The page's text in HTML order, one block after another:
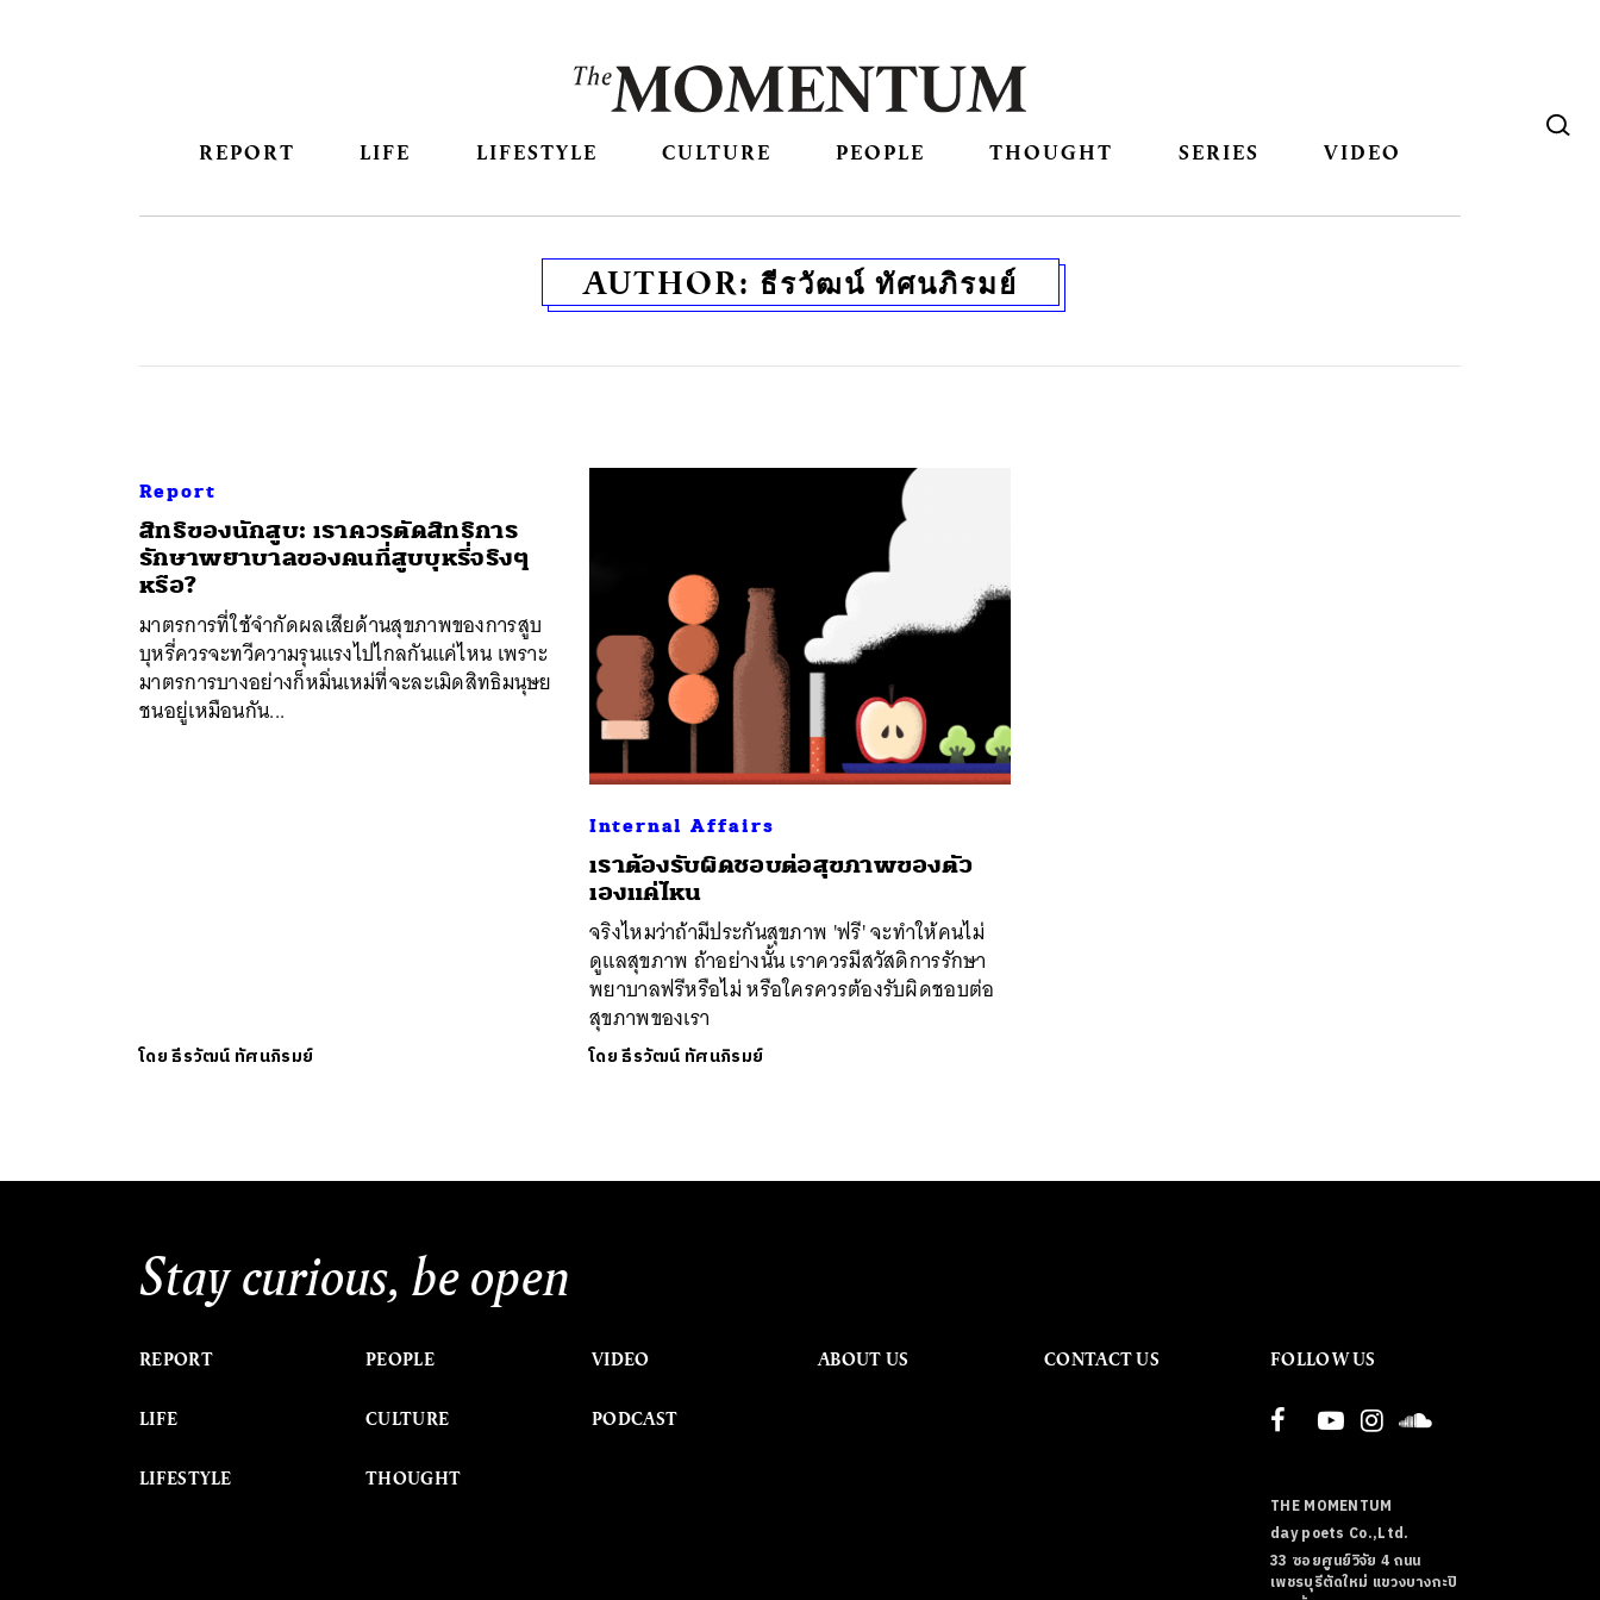
REPORT LIFE LIFESTYLE CULTURE PEOPLE THOUGHT SERIES VIDEO
AUTHOR: ธีรวัฒน์ ทัศนภิรมย์
Report
​สิทธิของนักสูบ: เราควรตัดสิทธิการ
รักษาพยาบาลของคนที่สูบบุหรี่จริงๆ
หรือ?
มาตรการที่ใช้จำกัดผลเสียด้านสุขภาพของการสูบ
บุหรี่ควรจะทวีความรุนแรงไปไกลกันแค่ไหน เพราะ
มาตรการบางอย่างก็หมิ่นเหม่ที่จะละเมิดสิทธิมนุษย
ชนอยู่เหมือนกัน...
โดยธีรวัฒน์ ทัศนภิรมย์
Internal Affairs
เราต้องรับผิดชอบต่อสุขภาพของตัว
เองแค่ไหน
จริงไหมว่าถ้ามีประกันสุขภาพ 'ฟรี' จะทำให้คนไม่
ดูแลสุขภาพ ถ้าอย่างนั้น เราควรมีสวัสดิการรักษา
พยาบาลฟรีหรือไม่ หรือใครควรต้องรับผิดชอบต่อ
สุขภาพของเรา
โดยธีรวัฒน์ ทัศนภิรมย์
Stay curious, be open
REPORT
LIFE
LIFESTYLE
PEOPLE
CULTURE
THOUGHT
VIDEO
PODCAST
ABOUT US CONTACT US FOLLOW US
THE MOMENTUM
day poets Co.,Ltd.
33 ซอยศูนย์วิจัย 4 ถนน
เพชรบุรีตัดใหม่ แขวงบางกะปิ
SHARE